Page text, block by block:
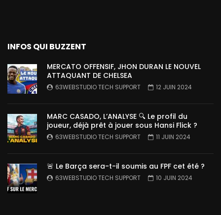
INFOS QUI BUZZENT
MERCATO OFFENSIF, JHON DURAN LE NOUVEL
ATTAQUANT DE CHELSEA
63WEBSTUDIO TECH SUPPORT 12 JUIN 2024
MARC CASADO, L’ANALYSE 🔍 Le profil du
joueur, déjà prêt à jouer sous Hansi Flick ?
63WEBSTUDIO TECH SUPPORT 11 JUIN 2024
🚨 Le Barça sera-t-il soumis au FPF cet été ?
63WEBSTUDIO TECH SUPPORT 10 JUIN 2024